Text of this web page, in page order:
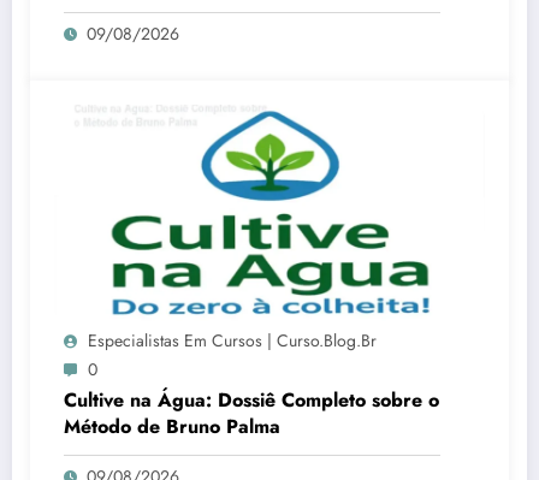
09/08/2026
Especialistas Em Cursos | Curso.blog.br
0
Cultive na Água: Dossiê Completo sobre o
Método de Bruno Palma